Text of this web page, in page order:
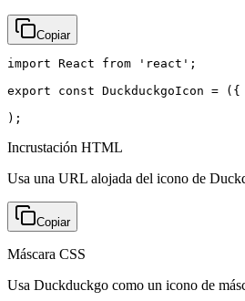
Copiar
import React from 'react';
export const DuckduckgoIcon =
);
Incrustación HTML
Usa una URL alojada del icono de
Copiar
Máscara CSS
Usa Duckduckgo como un icono de